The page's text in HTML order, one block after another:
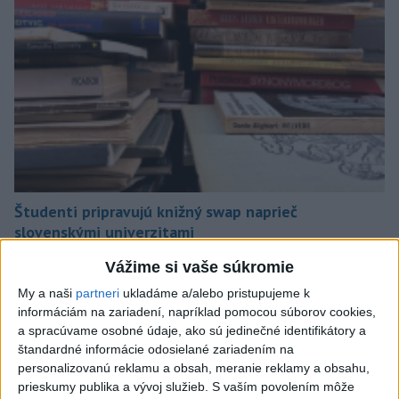
Vážime si vaše súkromie
My a naši partneri ukladáme a/alebo pristupujeme k
informáciám na zariadení, napríklad pomocou súborov cookies,
a spracúvame osobné údaje, ako sú jedinečné identifikátory a
štandardné informácie odosielané zariadením na
personalizovanú reklamu a obsah, meranie reklamy a obsahu,
prieskumy publika a vývoj služieb. S vaším povolením môže
Študenti pripravujú knižný swap naprieč
slovenskými univerzitami